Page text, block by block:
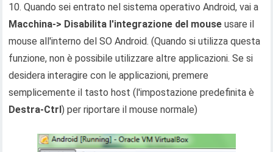
10. Quando sei entrato nel sistema operativo Android, vai a
Macchina-> Disabilita l'integrazione del mouse usare il
mouse all'interno del SO Android. (Quando si utilizza questa
funzione, non è possibile utilizzare altre applicazioni. Se si
desidera interagire con le applicazioni, premere
semplicemente il tasto host (l'impostazione predefinita è
Destra-Ctrl) per riportare il mouse normale)